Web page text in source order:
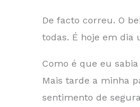
De facto correu. O
todas. É hoje em dia
Como é que eu
Mais tarde a minha
sentimento de